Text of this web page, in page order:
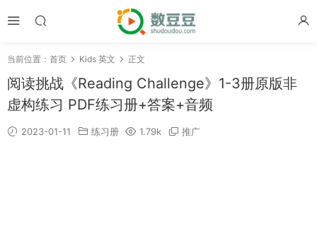
当前位置： 首页 Kids 英文 正文
阅读挑战《Reading Challenge》1-3册原版非
虚构练习 PDF练习册+答案+音频
2023-01-11 练习册 1.79k 推广